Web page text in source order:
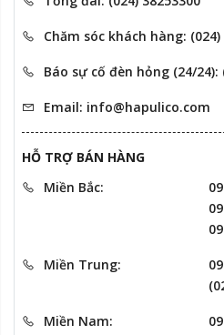
Chăm sóc khách hàng: (024)
Báo sự cố đèn hỏng (24/24):
Email: info@hapulico.com
HỖ TRỢ BÁN HÀNG
Miền Bắc:
Miền Trung:
Miền Nam: